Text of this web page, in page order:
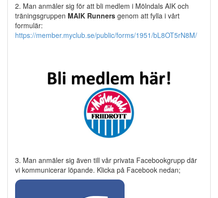
2. Man anmäler sig för att bli medlem i Mölndals AIK och
träningsgruppen MAIK Runners genom att fylla i vårt
formulär:
https://member.myclub.se/public/forms/1951/bL8OT5rN8M/
3. Man anmäler sig även till vår privata Facebookgrupp där
vi kommunicerar löpande. Klicka på Facebook nedan;